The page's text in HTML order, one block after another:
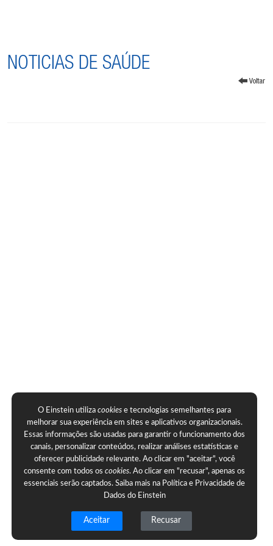
NOTICIAS DE SAÚDE
O Einstein utilizacookies e tecnologias semelhantes para
melhorar sua experiência em sites e aplicativos organizacionais.
Essas informações são usadas para garantir o funcionamento dos
canais, personalizar conteúdos, realizar análises estatísticas e
oferecer publicidade relevante. Ao clicar em "aceitar", você
consente com todos oscookies. Ao clicar em "recusar", apenas os
essenciais serão captados. Saiba mais na Política e Privacidade de
Dados do Einstein
Aceitar Recusar